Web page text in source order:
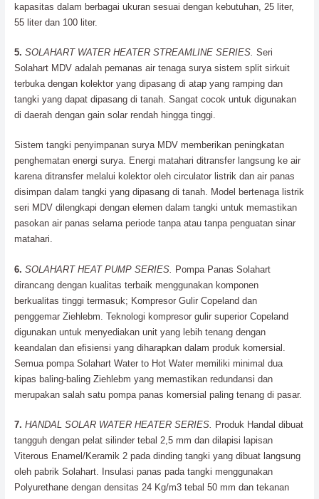
kapasitas dalam berbagai ukuran sesuai dengan kebutuhan, 25 liter,
55 liter dan 100 liter.
5. SOLAHART WATER HEATER STREAMLINE SERIES. Seri
Solahart MDV adalah pemanas air tenaga surya sistem split sirkuit
terbuka dengan kolektor yang dipasang di atap yang ramping dan
tangki yang dapat dipasang di tanah. Sangat cocok untuk digunakan
di daerah dengan gain solar rendah hingga tinggi.
Sistem tangki penyimpanan surya MDV memberikan peningkatan
penghematan energi surya. Energi matahari ditransfer langsung ke air
karena ditransfer melalui kolektor oleh circulator listrik dan air panas
disimpan dalam tangki yang dipasang di tanah. Model bertenaga listrik
seri MDV dilengkapi dengan elemen dalam tangki untuk memastikan
pasokan air panas selama periode tanpa atau tanpa penguatan sinar
matahari.
6. SOLAHART HEAT PUMP SERIES.
Pompa Panas Solahart
dirancang dengan kualitas terbaik menggunakan komponen
berkualitas tinggi termasuk; Kompresor Gulir Copeland dan
penggemar Ziehlebm. Teknologi kompresor gulir superior Copeland
digunakan untuk menyediakan unit yang lebih tenang dengan
keandalan dan efisiensi yang diharapkan dalam produk komersial.
Semua pompa Solahart Water to Hot Water memiliki minimal dua
kipas baling-baling Ziehlebm yang memastikan redundansi dan
merupakan salah satu pompa panas komersial paling tenang di pasar.
7. HANDAL SOLAR WATER HEATER SERIES. Produk Handal dibuat
tangguh dengan pelat silinder tebal 2,5 mm dan dilapisi lapisan
Viterous Enamel/Keramik 2 pada dinding tangki yang dibuat langsung
oleh pabrik Solahart. Insulasi panas pada tangki menggunakan
Polyurethane dengan densitas 24 Kg/m3 tebal 50 mm dan tekanan